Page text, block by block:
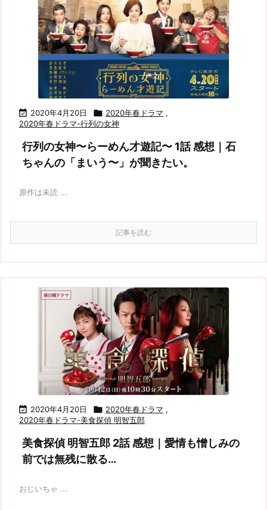
 2020年4月20日  2020年春ドラマ ,
2020年春ドラマ-行列の女神
行列の女神〜らーめん才遊記〜 1話 感想｜石
ちゃんの「まいう〜」が聞きたい。
原作は未読 ...
記事を読む
 2020年4月20日  2020年春ドラマ ,
2020年春ドラマ-美食探偵 明智五郎
美食探偵 明智五郎 2話 感想｜愛情も憎しみの
前では無残に散る…
おじいちゃ ...